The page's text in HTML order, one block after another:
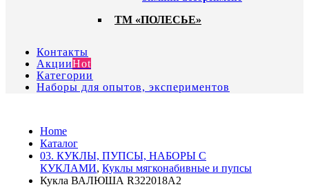
ТМ «ПОЛЕСЬЕ»
Контакты
АкцииHot
Категории
Наборы для опытов, экспериментов
Home
Каталог
03. КУКЛЫ, ПУПСЫ, НАБОРЫ С
КУКЛАМИ, Куклы мягконабивные и пупсы
Кукла ВАЛЮША R322018А2